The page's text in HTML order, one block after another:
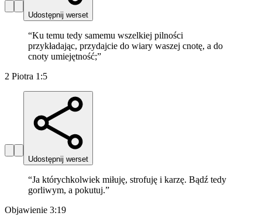
Udostępnij werset
“Ku temu tedy samemu wszelkiej pilności
przykładając, przydajcie do wiary waszej cnotę, a do
cnoty umiejętność;”
2 Piotra 1:5
Udostępnij werset
“Ja którychkolwiek miłuję, strofuję i karzę. Bądź tedy
gorliwym, a pokutuj.”
Objawienie 3:19